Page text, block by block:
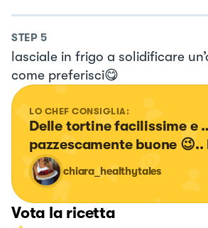
STEP 5
lasciale in frigo a solidificare
come preferisci😋
LO CHEF CONSIGLIA:
Delle tortine facilissime e
pazzescamente buone 😉..
chiara_healthytales
Vota la ricetta